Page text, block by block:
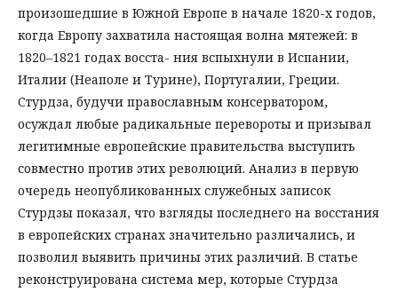
произошедшие в Южной Европе в начале 1820-х годов,
когда Европу захватила настоящая волна мятежей: в
1820–1821 годах восста- ния вспыхнули в Испании,
Италии (Неаполе и Турине), Португалии, Греции.
Стурдза, будучи православным консерватором,
осуждал любые радикальные перевороты и призывал
легитимные европейские правительства выступить
совместно против этих революций. Анализ в первую
очередь неопубликованных служебных записок
Стурдзы показал, что взгляды последнего на восстания
в европейских странах значительно различались, и
позволил выявить причины этих различий. В статье
реконструирована система мер, которые Стурдза